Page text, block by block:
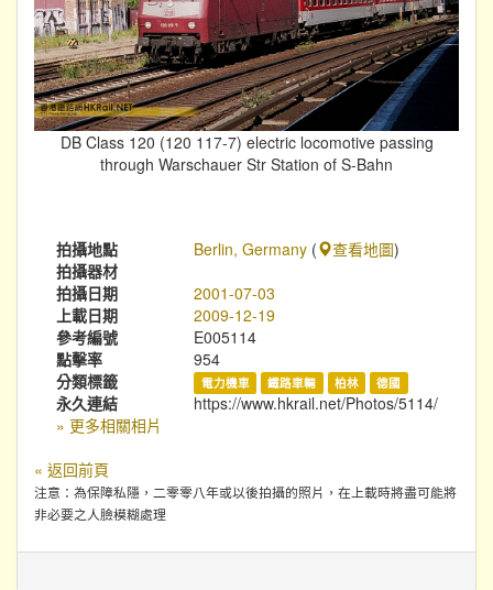
DB Class 120 (120 117-7) electric locomotive passing
through Warschauer Str Station of S-Bahn
拍攝地點 Berlin, Germany ( 查看地圖)
拍攝器材
拍攝日期
2001-07-03
上載日期
2009-12-19
參考編號
E005114
點擊率
954
分類標籤
電力機車 鐵路車輛 柏林 德國
永久連結
https://www.hkrail.net/Photos/5114/
» 更多相關相片
« 返回前頁
注意：為保障私隱，二零零八年或以後拍攝的照片，在上載時將盡可能將
非必要之人臉模糊處理